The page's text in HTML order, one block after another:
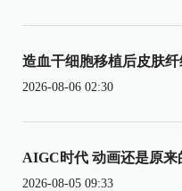
造血干细胞移植后皮肤
2026-08-06 02:30
AIGC时代 动画还是原来
2026-08-05 09:33